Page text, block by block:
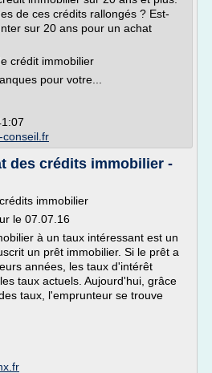
de ces crédits rallongés ? Est-
sur 20 ans pour un achat
crédit immobilier
pour votre...
conseil.fr
des crédits immobilier -
immobilier
le 07.07.16
à un taux intéressant est un
un prêt immobilier. Si le prêt a
années, les taux d'intérêt
taux actuels. Aujourd'hui, grâce
taux, l'emprunteur se trouve